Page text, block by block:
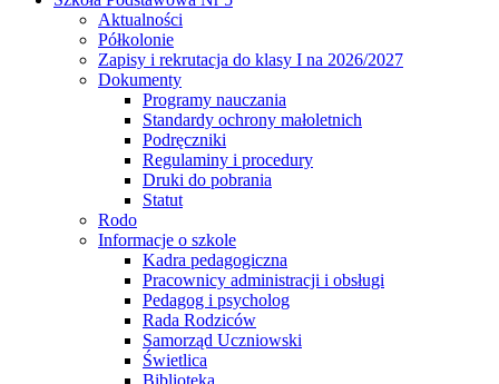
Aktualności
Półkolonie
Zapisy i rekrutacja do klasy I na 2026/2027
Dokumenty
Programy nauczania
Standardy ochrony małoletnich
Podręczniki
Regulaminy i procedury
Druki do pobrania
Statut
Rodo
Informacje o szkole
Kadra pedagogiczna
Pracownicy administracji i obsługi
Pedagog i psycholog
Rada Rodziców
Samorząd Uczniowski
Świetlica
Biblioteka